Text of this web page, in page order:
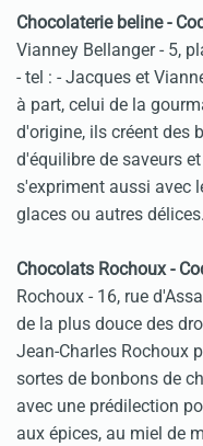
Chocolaterie beline -
Vianney Bellanger - 5,
- tel : - Jacques et
à part, celui de la
d'origine, ils créent des
d'équilibre de saveurs
s'expriment aussi avec
glaces ou autres délices.
Chocolats Rochoux -
Rochoux - 16, rue
de la plus douce des
Jean-Charles Rochoux
sortes de bonbons de
avec une prédilection
aux épices, au miel de